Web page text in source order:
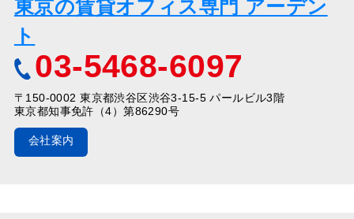
東京の賃貸オフィス専門 アーデン
ト
03-5468-6097
〒150-0002 東京都渋谷区渋谷3-15-5 パールビル3階
東京都知事免許（4）第86290号
会社案内